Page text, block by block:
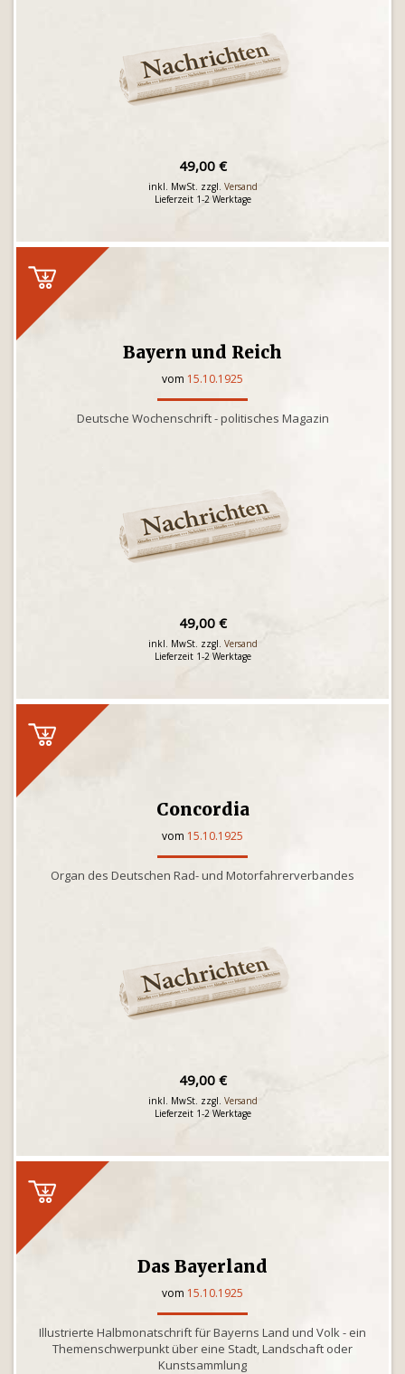
49,00 €
inkl. MwSt. zzgl. Versand
Lieferzeit 1-2 Werktage
Bayern und Reich
vom 15.10.1925
Deutsche Wochenschrift - politisches Magazin
49,00 €
inkl. MwSt. zzgl. Versand
Lieferzeit 1-2 Werktage
Concordia
vom 15.10.1925
Organ des Deutschen Rad- und Motorfahrerverbandes
49,00 €
inkl. MwSt. zzgl. Versand
Lieferzeit 1-2 Werktage
Das Bayerland
vom 15.10.1925
Illustrierte Halbmonatschrift für Bayerns Land und Volk - ein
Themenschwerpunkt über eine Stadt, Landschaft oder
Kunstsammlung